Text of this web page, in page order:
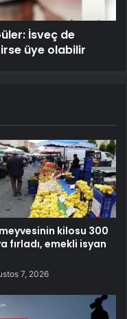
İsveç de
üye olabilir
kilosu 300
fırladı, emekli isyan
7, 2026